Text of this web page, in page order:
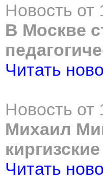
Новость от
В Москве
Читать
Новость от
Михаил
Читать